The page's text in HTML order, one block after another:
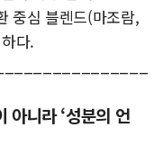
중심 블렌드(마조람,
다.
아니라 ‘성분의 언